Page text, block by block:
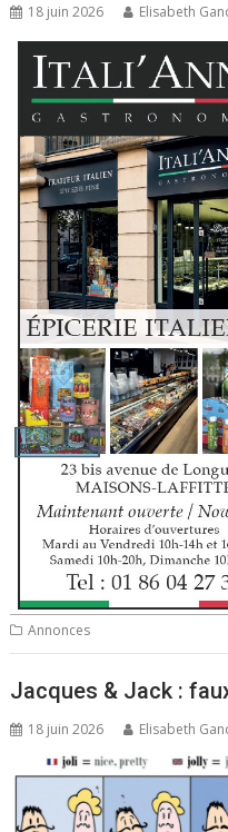
18 juin 2026 Elisabeth
Annonces
Jacques & Jack :
18 juin 2026 Elisabeth